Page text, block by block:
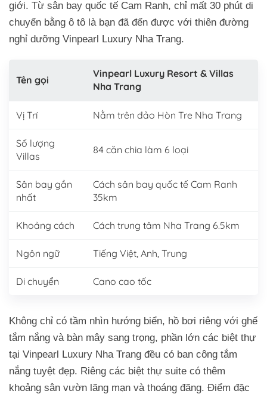
giới. Từ sân bay quốc tế Cam Ranh, chỉ mất 30 phút di
chuyển bằng ô tô là bạn đã đến được với thiên đường
nghỉ dưỡng Vinpearl Luxury Nha Trang.
Tên gọi
Vinpearl Luxury Resort & Villas
Nha Trang
Vị Trí Nằm trên đảo Hòn Tre Nha Trang
Số lượng
Villas
84 căn chia làm 6 loại
Sân bay gần
nhất
Cách sân bay quốc tế Cam Ranh
35km
Khoảng cách Cách trung tâm Nha Trang 6.5km
Ngôn ngữ Tiếng Việt, Anh, Trung
Di chuyển Cano cao tốc
Không chỉ có tầm nhìn hướng biển, hồ bơi riêng với ghế
tắm nắng và bàn mây sang trọng, phần lớn các biệt thự
tại Vinpearl Luxury Nha Trang đều có ban công tắm
nắng tuyệt đẹp. Riêng các biệt thự suite có thêm
khoảng sân vườn lãng mạn và thoáng đãng. Điểm đặc